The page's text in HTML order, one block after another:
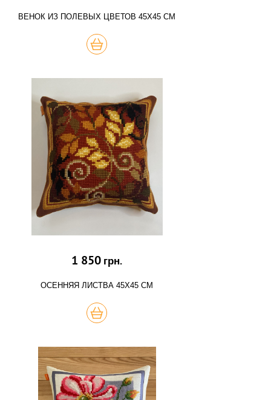
ВЕНОК ИЗ ПОЛЕВЫХ ЦВЕТОВ 45Х45 СМ
КУПИТЬ
1 850 грн.
ОСЕННЯЯ ЛИСТВА 45Х45 СМ
КУПИТЬ